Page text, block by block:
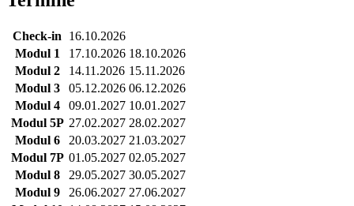
Check-in
16.10.2026
Modul 1
17.10.2026 18.10.2026
Modul 2
14.11.2026 15.11.2026
Modul 3
05.12.2026 06.12.2026
Modul 4
09.01.2027 10.01.2027
Modul 5P 27.02.2027 28.02.2027
Modul 6
20.03.2027 21.03.2027
Modul 7P 01.05.2027 02.05.2027
Modul 8
29.05.2027 30.05.2027
Modul 9
26.06.2027 27.06.2027